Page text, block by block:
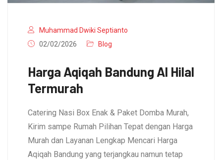
Muhammad Dwiki Septianto
02/02/2026
Blog
Harga Aqiqah Bandung Al Hilal
Termurah
Catering Nasi Box Enak & Paket Domba Murah,
Kirim sampe Rumah Pilihan Tepat dengan Harga
Murah dan Layanan Lengkap Mencari Harga
Aqiqah Bandung yang terjangkau namun tetap